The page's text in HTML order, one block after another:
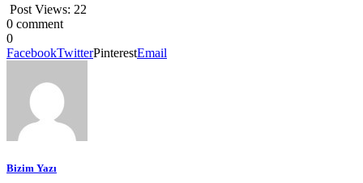
Post Views: 22
0 comment
0
FacebookTwitterPinterestEmail
Bizim Yazı